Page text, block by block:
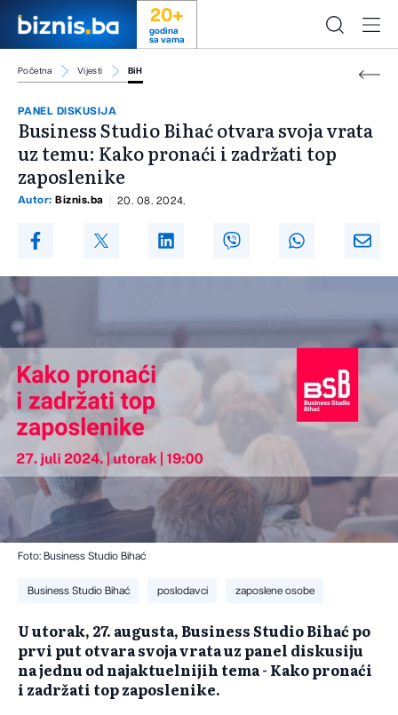
20+
godina
sa vama
Početna Vijesti BiH
PANEL DISKUSIJA
Business Studio Bihać otvara svoja vrata
uz temu: Kako pronaći i zadržati top
zaposlenike
Autor: Biznis.ba 20. 08. 2024.
Foto: Business Studio Bihać
Business Studio Bihać poslodavci zaposlene osobe
U utorak, 27. augusta, Business Studio Bihać po
prvi put otvara svoja vrata uz panel diskusiju
na jednu od najaktuelnijih tema - Kako pronaći
i zadržati top zaposlenike.